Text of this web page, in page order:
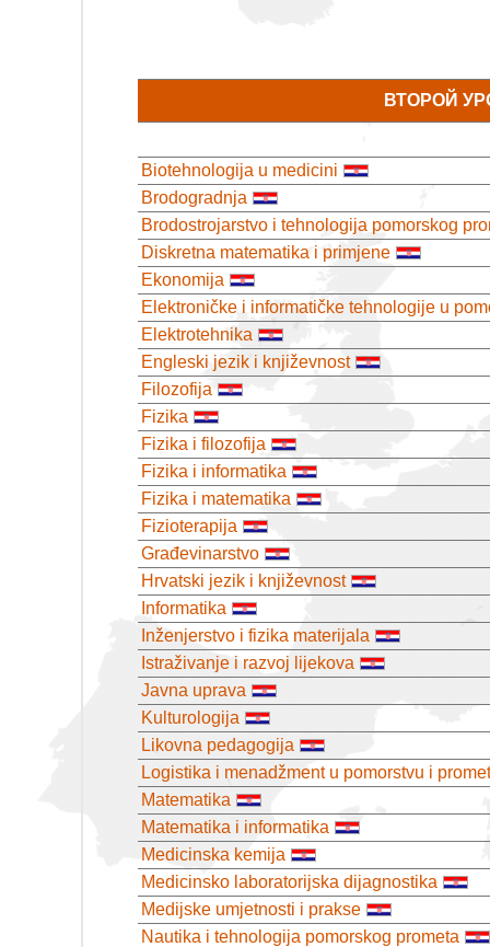
ВТОРОЙ
Biotehnologija u medicini
Brodogradnja
Brodostrojarstvo i tehnologija pomorskog
Diskretna matematika i primjene
Ekonomija
Elektroničke i informatičke tehnologije u
Elektrotehnika
Engleski jezik i književnost
Filozofija
Fizika
Fizika i filozofija
Fizika i informatika
Fizika i matematika
Fizioterapija
Građevinarstvo
Hrvatski jezik i književnost
Informatika
Inženjerstvo i fizika materijala
Istraživanje i razvoj lijekova
Javna uprava
Kulturologija
Likovna pedagogija
Logistika i menadžment u pomorstvu i
Matematika
Matematika i informatika
Medicinska kemija
Medicinsko laboratorijska dijagnostika
Medijske umjetnosti i prakse
Nautika i tehnologija pomorskog prometa